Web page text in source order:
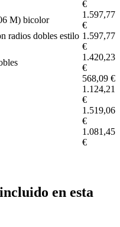
€
M) bicolor
1.597,77
€
radios dobles estilo 1.597,77
€
1.420,23
€
568,09 €
1.124,21
€
1.519,06
€
1.081,45
€
en esta